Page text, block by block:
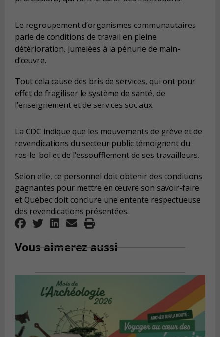
Le regroupement d’organismes communautaires
parle de conditions de travail en pleine
détérioration, jumelées à la pénurie de main-
d’œuvre.
Tout cela cause des bris de services, qui ont pour
effet de fragiliser le système de santé, de
l’enseignement et de services sociaux.
La CDC indique que les mouvements de grève et de
revendications du secteur public témoignent du
ras-le-bol et de l’essoufflement de ses travailleurs.
Selon elle, ce personnel doit obtenir des conditions
gagnantes pour mettre en œuvre son savoir-faire
et Québec doit conclure une entente respectueuse
des revendications présentées.
Vous aimerez aussi